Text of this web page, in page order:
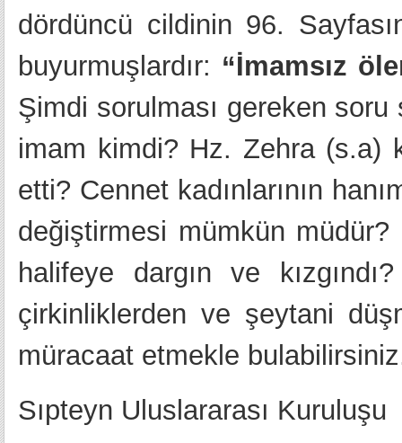
dördüncü cildinin 96.
buyurmuşlardır: “İmamsız
Şimdi sorulması gereken soru
imam kimdi? Hz. Zehra (s.a)
etti? Cennet kadınlarının
değiştirmesi mümkün
halifeye dargın ve
çirkinliklerden ve şeytani
müracaat etmekle
Sıpteyn Uluslararası Kuruluşu